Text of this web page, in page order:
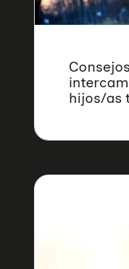
hijos/as